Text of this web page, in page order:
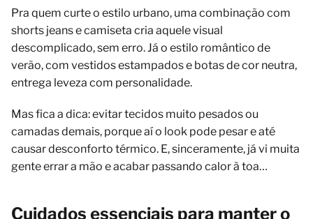
Pra quem curte o estilo urbano, uma combinação com
shorts jeans e camiseta cria aquele visual
descomplicado, sem erro. Já o estilo romântico de
verão, com vestidos estampados e botas de cor neutra,
entrega leveza com personalidade.
Mas fica a dica: evitar tecidos muito pesados ou
camadas demais, porque aí o look pode pesar e até
causar desconforto térmico. E, sinceramente, já vi muita
gente errar a mão e acabar passando calor à toa…
Cuidados essenciais para manter o